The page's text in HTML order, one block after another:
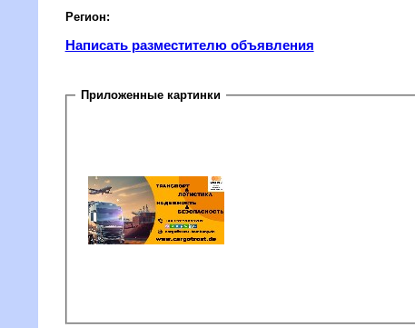
Регион:
Написать разместителю объявления
Приложенные картинки